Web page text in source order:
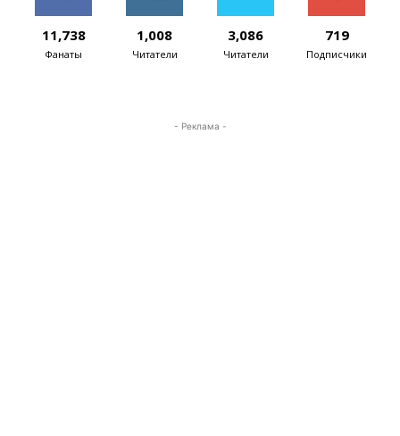
11,738
Фанаты
1,008
Читатели
3,086
Читатели
719
Подписчики
- Реклама -